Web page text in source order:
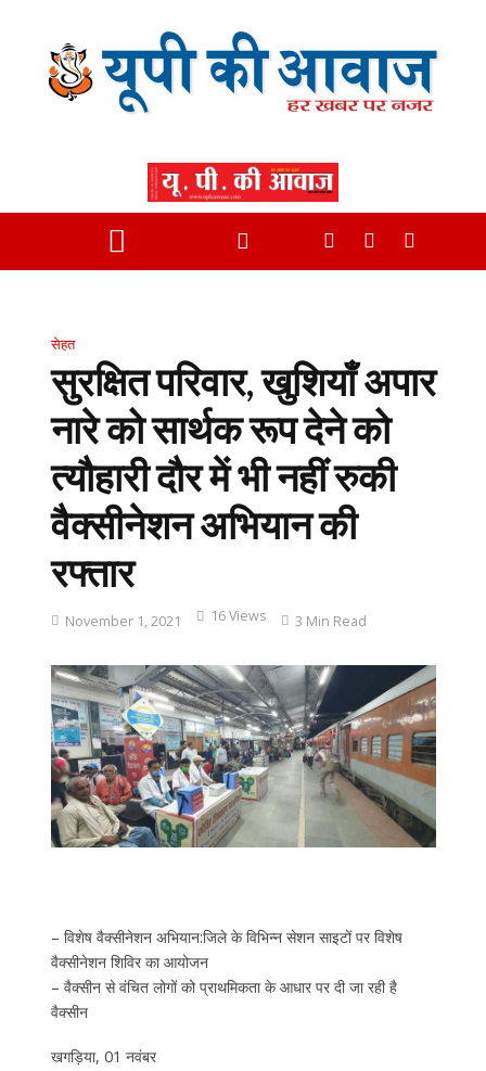
सेहत
सुरक्षित परिवार, खुशियाँ अपार
नारे को सार्थक रूप देने को
त्यौहारी दौर में भी नहीं रुकी
वैक्सीनेशन अभियान की
रफ्तार
November 1, 2021 16 Views 3 Min Read
– विशेष वैक्सीनेशन अभियान:जिले के विभिन्न सेशन साइटों पर विशेष
वैक्सीनेशन शिविर का आयोजन
– वैक्सीन से वंचित लोगों को प्राथमिकता के आधार पर दी जा रही है
वैक्सीन
खगड़िया, 01 नवंबर